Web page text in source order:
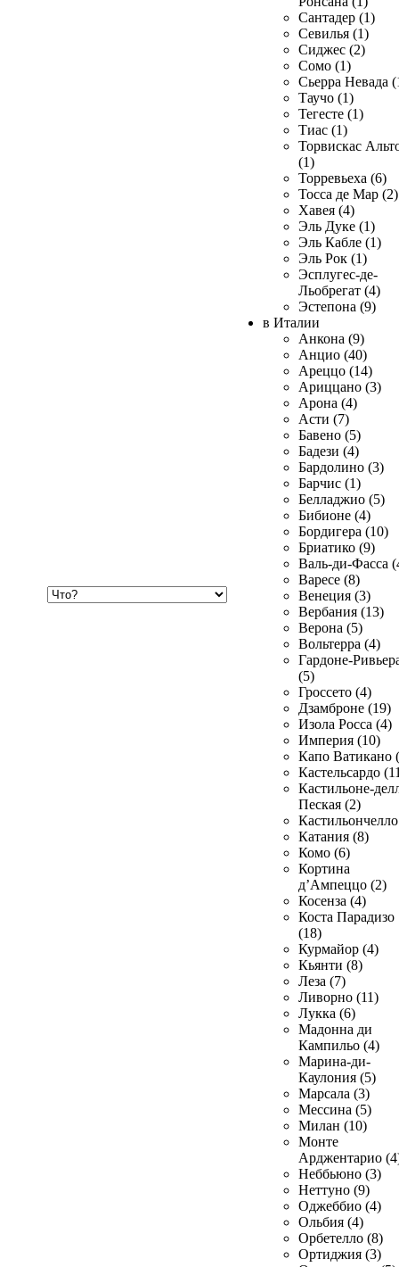
Сантадер (1)
Севилья (1)
Сиджес (2)
Сомо (1)
Сьерра Невада
Таучо (1)
Тегесте (1)
Тиас (1)
Торвискас
(1)
Торревьеха (6)
Тосса де Мар (2)
Хавея (4)
Эль Дуке (1)
Эль Кабле (1)
Эль Рок (1)
Эсплугес-де-
Льобрегат (4)
Эстепона (9)
в Италии
Анкона (9)
Анцио (40)
Ареццо (14)
Ариццано (3)
Арона (4)
Асти (7)
Бавено (5)
Бадези (4)
Бардолино (3)
Барчис (1)
Белладжио (5)
Бибионе (4)
Бордигера (10)
Бриатико (9)
Валь-ди-Фасса
Варесе (8)
Венеция (3)
Вербания (13)
Верона (5)
Вольтерра (4)
Гардоне-
(5)
Гроссето (4)
Дзамброне (19)
Изола Росса (4)
Империя (10)
Капо Ватикано
Кастельсардо
Кастильоне-
Пеская (2)
Катания (8)
Комо (6)
Кортина
д’Ампеццо (2)
Косенза (4)
Коста Парадизо
(18)
Курмайор (4)
Кьянти (8)
Леза (7)
Ливорно (11)
Лукка (6)
Мадонна ди
Кампильо (4)
Марина-ди-
Каулония (5)
Марсала (3)
Мессина (5)
Милан (10)
Монте
Арджентарио
Неббьюно (3)
Неттуно (9)
Оджеббио (4)
Ольбия (4)
Орбетелло (8)
Ортиджия (3)